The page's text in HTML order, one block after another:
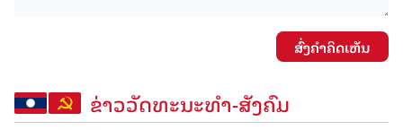
ສົ່ງຄໍາຄິດເຫັນ
ຂ່າວວັດທະນະທຳ-ສັງຄົມ